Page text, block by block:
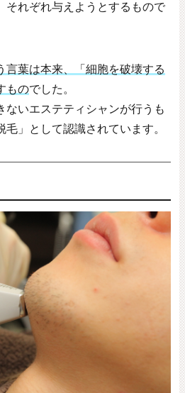
それぞれ与えようとするもので
言葉は本来、「細胞を破壊する
ものでした。
ないエステティシャンが行うも
」として認識されています。